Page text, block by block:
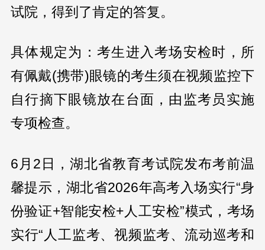
试院，得到了肯定的答复。
具体规定为：考生进入考场安检时，所
有佩戴(携带)眼镜的考生须在视频监控下
自行摘下眼镜放在台面，由监考员实施
专项检查。
6月2日，湖北省教育考试院发布考前温
馨提示，湖北省2026年高考入场实行“身
份验证+智能安检+人工安检”模式，考场
实行“人工监考、视频监考、流动巡考和